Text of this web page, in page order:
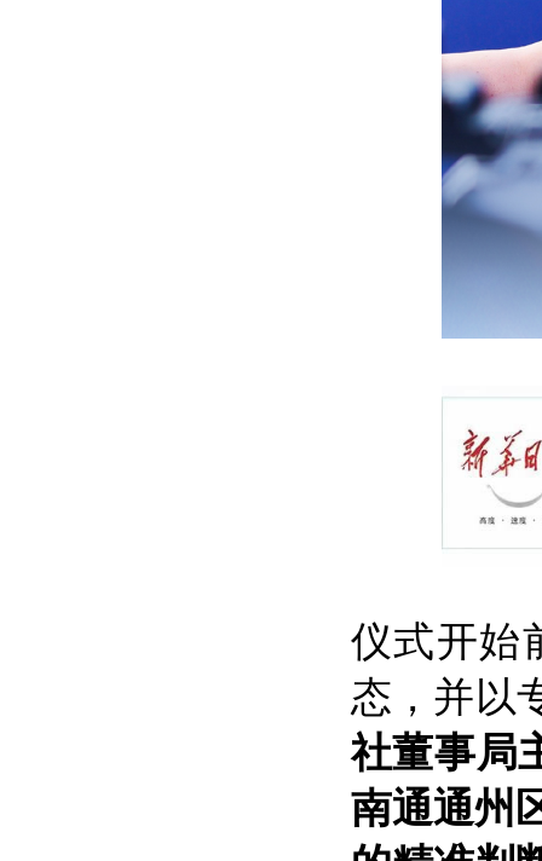
仪式开始
态，并以
社董事局
南通通州